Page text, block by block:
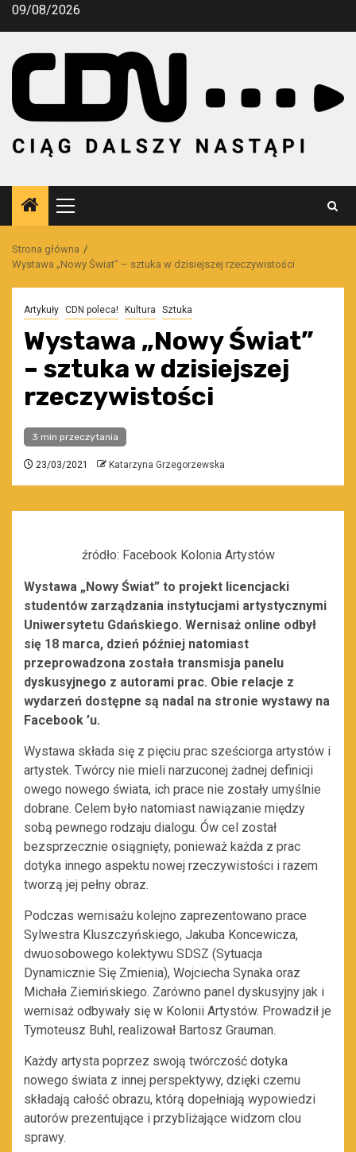
Przejdź
09/08/2026
Menu
główne
Strona główna
Wystawa „Nowy Świat” – sztuka w dzisiejszej rzeczywistości
Artykuły CDN poleca! Kultura Sztuka
Wystawa „Nowy Świat”
– sztuka w dzisiejszej
rzeczywistości
3 min przeczytania
23/03/2021 Katarzyna Grzegorzewska
źródło: Facebook Kolonia Artystów
Wystawa „Nowy Świat” to projekt licencjacki
studentów zarządzania instytucjami artystycznymi
Uniwersytetu Gdańskiego. Wernisaż online odbył
się 18 marca, dzień później natomiast
przeprowadzona została transmisja panelu
dyskusyjnego z autorami prac. Obie relacje z
wydarzeń dostępne są nadal na stronie wystawy na
Facebook ’u.
Wystawa składa się z pięciu prac sześciorga artystów i
artystek. Twórcy nie mieli narzuconej żadnej definicji
owego nowego świata, ich prace nie zostały umyślnie
dobrane. Celem było natomiast nawiązanie między
sobą pewnego rodzaju dialogu. Ów cel został
bezsprzecznie osiągnięty, ponieważ każda z prac
dotyka innego aspektu nowej rzeczywistości i razem
tworzą jej pełny obraz.
Podczas wernisażu kolejno zaprezentowano prace
Sylwestra Kluszczyńskiego, Jakuba Koncewicza,
dwuosobowego kolektywu SDSZ (Sytuacja
Dynamicznie Się Zmienia), Wojciecha Synaka oraz
Michała Ziemińskiego. Zarówno panel dyskusyjny jak i
wernisaż odbywały się w Kolonii Artystów. Prowadził je
Tymoteusz Buhl, realizował Bartosz Grauman.
Każdy artysta poprzez swoją twórczość dotyka
nowego świata z innej perspektywy, dzięki czemu
składają całość obrazu, którą dopełniają wypowiedzi
autorów prezentujące i przybliżające widzom clou
sprawy.